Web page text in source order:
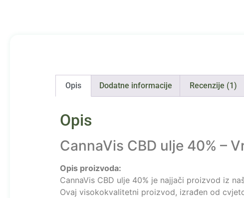
Opis Dodatne informacije Recenzije (1)
Opis
CannaVis CBD ulje 40% –
Opis proizvoda:
CannaVis CBD ulje 40% je najjači proizvod iz
Ovaj visokokvalitetni proizvod, izrađen od